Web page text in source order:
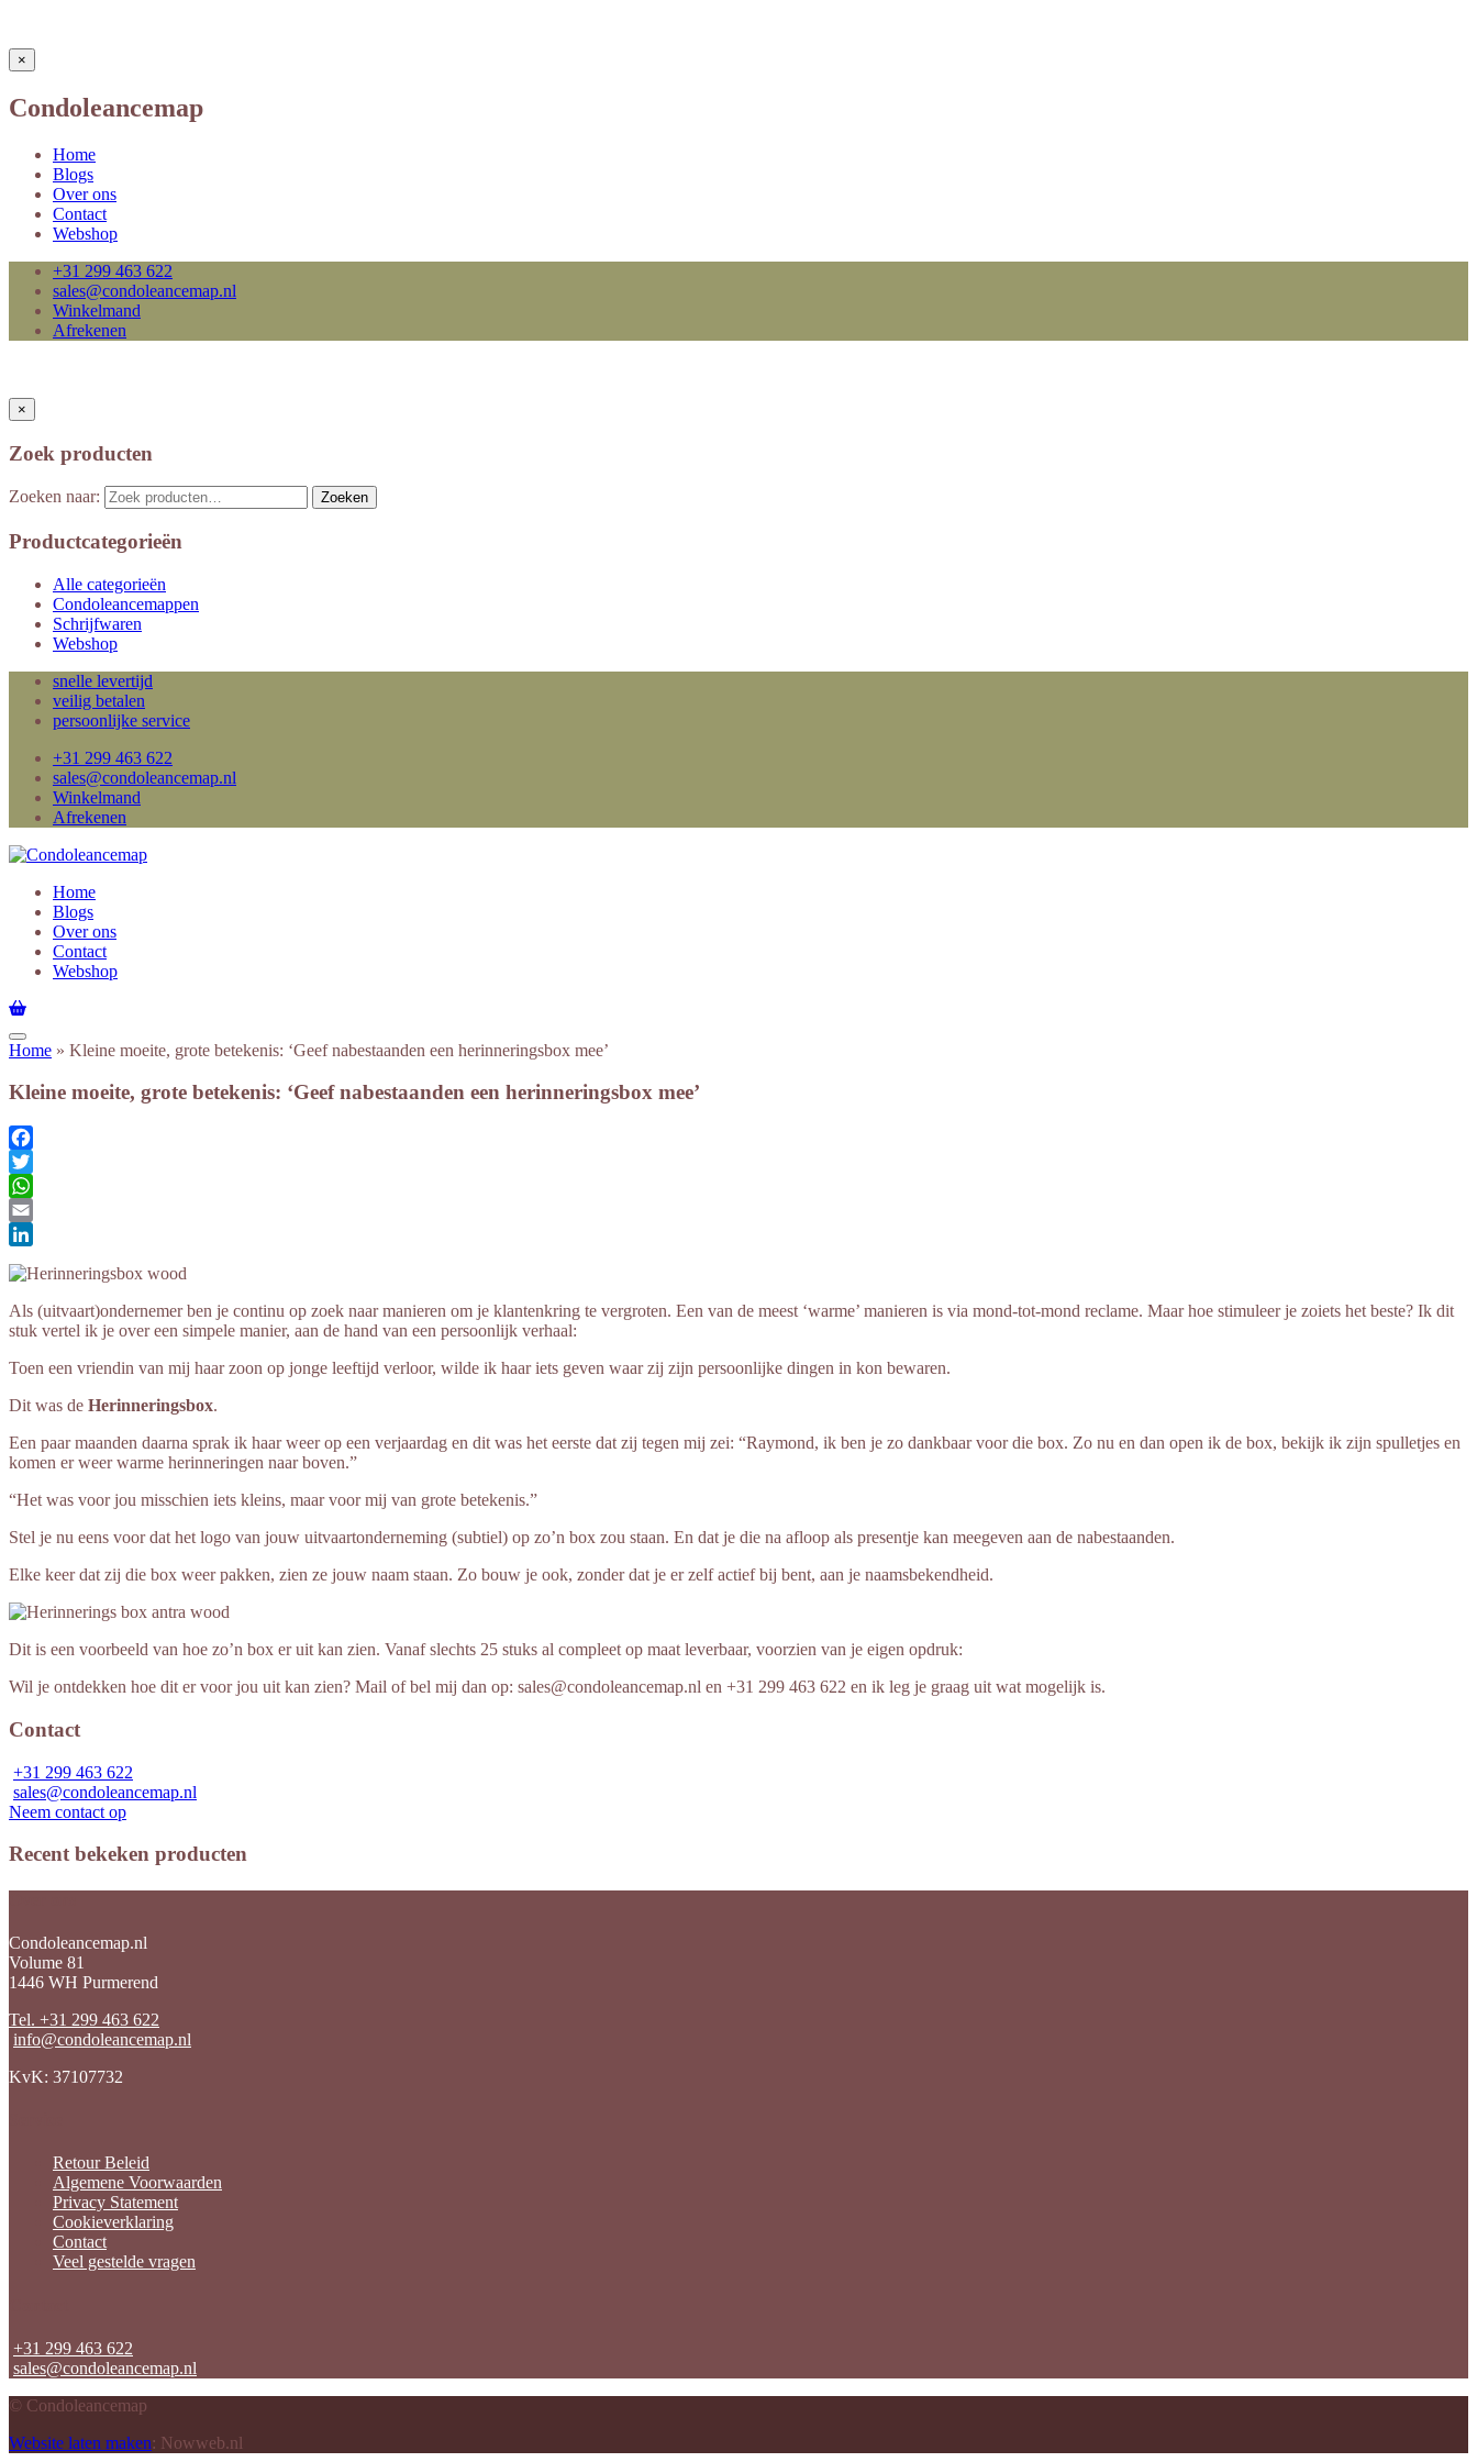
×
Condoleancemap
Home
Blogs
Over ons
Contact
Webshop
+31 299 463 622
sales@condoleancemap.nl
Winkelmand
Afrekenen
×
Zoek producten
Zoeken naar: Zoeken
Productcategorieën
Alle categorieën
Condoleancemappen
Schrijfwaren
Webshop
snelle levertijd
veilig betalen
persoonlijke service
+31 299 463 622
sales@condoleancemap.nl
Winkelmand
Afrekenen
Home
Blogs
Over ons
Contact
Webshop
Home » Kleine moeite, grote betekenis: ‘Geef nabestaanden een herinneringsbox mee’
Kleine moeite, grote betekenis: ‘Geef nabestaanden een herinneringsbox mee’
Facebook
Twitter
WhatsApp
Email
Als (uitvaart)ondernemer ben je continu op zoek naar manieren om je klantenkring te vergroten. Een van de meest ‘warme’ manieren is via mond-tot-mond reclame. Maar hoe stimuleer je zoiets het beste? Ik dit
stuk vertel ik je over een simpele manier, aan de hand van een persoonlijk verhaal:
Toen een vriendin van mij haar zoon op jonge leeftijd verloor, wilde ik haar iets geven waar zij zijn persoonlijke dingen in kon bewaren.
Dit was de Herinneringsbox.
Een paar maanden daarna sprak ik haar weer op een verjaardag en dit was het eerste dat zij tegen mij zei: “Raymond, ik ben je zo dankbaar voor die box. Zo nu en dan open ik de box, bekijk ik zijn spulletjes en
komen er weer warme herinneringen naar boven.”
“Het was voor jou misschien iets kleins, maar voor mij van grote betekenis.”
Stel je nu eens voor dat het logo van jouw uitvaartonderneming (subtiel) op zo’n box zou staan. En dat je die na afloop als presentje kan meegeven aan de nabestaanden.
Elke keer dat zij die box weer pakken, zien ze jouw naam staan. Zo bouw je ook, zonder dat je er zelf actief bij bent, aan je naamsbekendheid.
Dit is een voorbeeld van hoe zo’n box er uit kan zien. Vanaf slechts 25 stuks al compleet op maat leverbaar, voorzien van je eigen opdruk:
Wil je ontdekken hoe dit er voor jou uit kan zien? Mail of bel mij dan op: sales@condoleancemap.nl en +31 299 463 622 en ik leg je graag uit wat mogelijk is.
Contact
+31 299 463 622
sales@condoleancemap.nl
Neem contact op
Recent bekeken producten
Condoleancemap.nl
Volume 81
1446 WH Purmerend
Tel. +31 299 463 622
info@condoleancemap.nl
KvK: 37107732
Retour Beleid
Algemene Voorwaarden
Privacy Statement
Cookieverklaring
Contact
Veel gestelde vragen
+31 299 463 622
sales@condoleancemap.nl
© Condoleancemap
Website laten maken: Nowweb.nl